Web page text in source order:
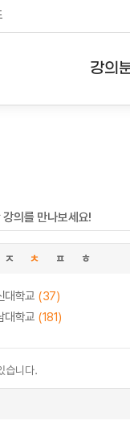
강의
의를 만나보세요!
ㅈ ㅊ ㅍ ㅎ
대학교 (37)
대학교 (181)
습니다.